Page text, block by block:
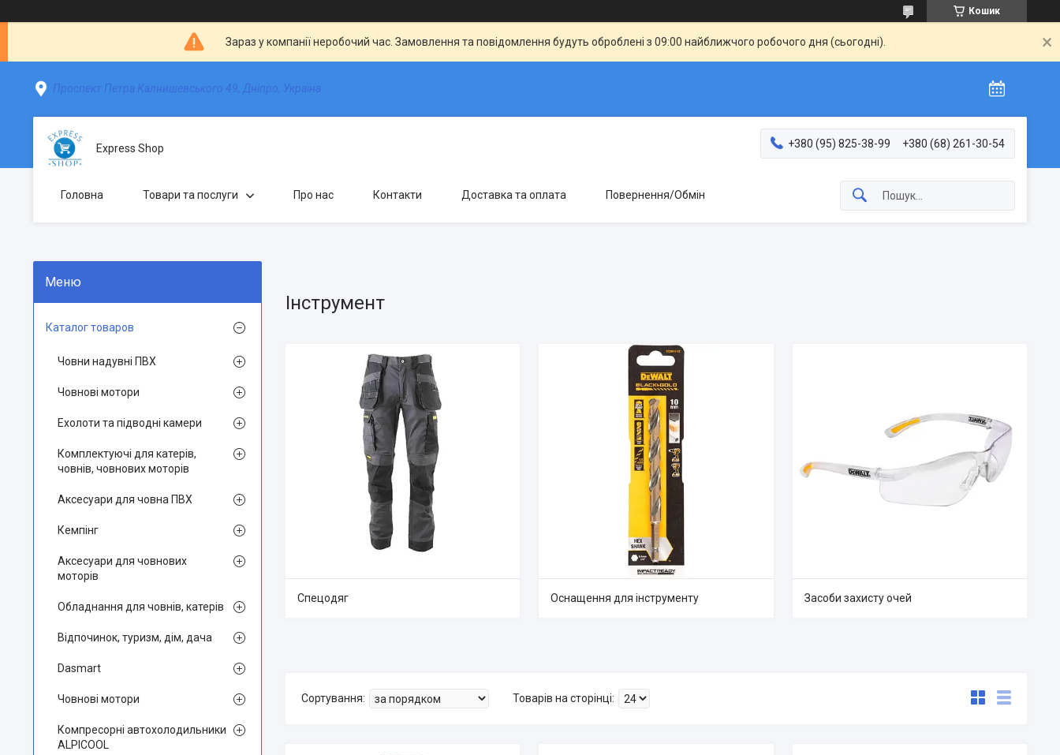
Кошик
Зараз у компанії неробочий час. Замовлення та повідомлення будуть оброблені з 09:00 найближчого робочого дня (сьогодні).
Проспект Петра Калнишевського 49, Дніпро, Україна
Express Shop +380 (95) 825-38-99 +380 (68) 261-30-54
Головна Товари та послуги Про нас Контакти Доставка та оплата Повернення/Обмін
Інструмент
Спецодяг Оснащення для інструменту Засоби захисту очей
Каталог товаров
Човни надувні ПВХ
Човнові мотори
Ехолоти та підводні камери
Комплектуючі для катерів,
човнів, човнових моторів
Аксесуари для човна ПВХ
Кемпінг
Аксесуари для човнових
моторів
Обладнання для човнів, катерів
Відпочинок, туризм, дім, дача
Dasmart
Човнові мотори
Компресорні автохолодильники
ALPICOOL